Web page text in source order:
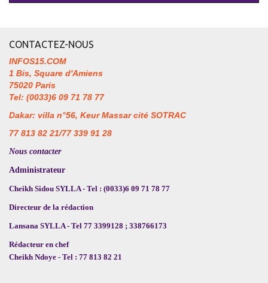
CONTACTEZ-NOUS
INFOS15.COM
1 Bis, Square d'Amiens
75020 Paris
Tel: (0033)6 09 71 78 77
Dakar: villa n°56, Keur Massar cité SOTRAC
77 813 82 21/77 339 91 28
Nous contacter
Administrateur
Cheikh Sidou SYLLA - Tel : (0033)6 09 71 78 77
Directeur de la rédaction
Lansana SYLLA - Tel 77 3399128 ; 338766173
Rédacteur en chef
Cheikh Ndoye - Tel : 77 813 82 21